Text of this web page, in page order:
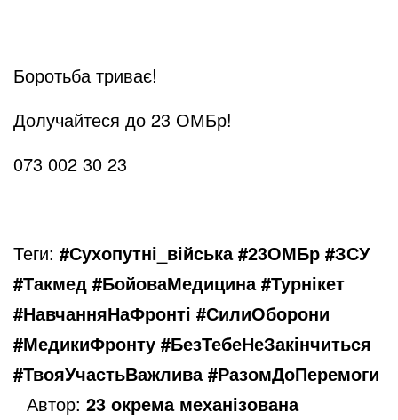
Боротьба триває!
Долучайтеся до 23 ОМБр!
073 002 30 23
Теги: #Сухопутні_війська #23ОМБр #ЗСУ
#Такмед #БойоваМедицина #Турнікет
#НавчанняНаФронті #СилиОборони
#МедикиФронту #БезТебеНеЗакінчиться
#ТвояУчастьВажлива #РазомДоПеремоги
Автор: 23 окрема механізована